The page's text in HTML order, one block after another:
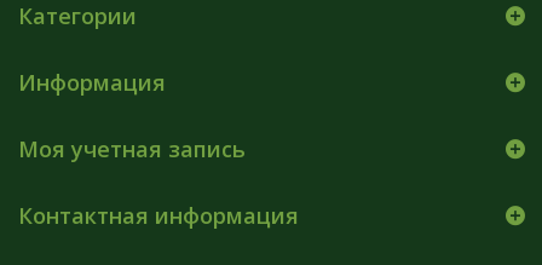
Категории
Информация
Моя учетная запись
Контактная информация